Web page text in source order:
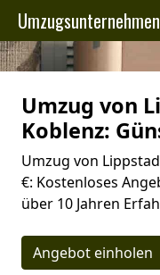
Umzug von
Koblenz:
Umzug von
€: Kostenloses
über 10 Jahren
Angebot einholen